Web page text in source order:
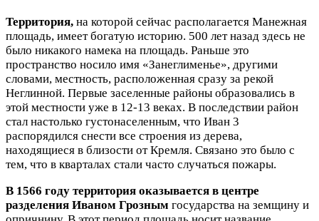
Территория, на которой сейчас располагается Манежная
площадь, имеет богатую историю. 500 лет назад здесь не
было никакого намека на площадь. Раньше это
пространство носило имя «Занеглименье», другими
словами, местность, расположенная сразу за рекой
Неглинной. Первые заселенные районы образовались в
этой местности уже в 12-13 веках. В последствии район
стал настолько густонаселенным, что Иван 3
распорядился снести все строения из дерева,
находящиеся в близости от Кремля. Связано это было с
тем, что в кварталах стали часто случаться пожары.
В 1566 году территория оказывается в центре
разделения Иваном Грозным государства на земщину и